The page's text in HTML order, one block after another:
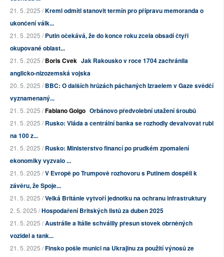
21. 5. 2025 /Kreml odmítl stanovit termín pro přípravu memoranda o
ukončení válk...
21. 5. 2025 /Putin očekává, že do konce roku zcela obsadí čtyři
okupované oblast...
21. 5. 2025 /Boris Cvek Jak Rakousko v roce 1704 zachránila
anglicko-nizozemská vojska
20. 5. 2025 /BBC: O dalších hrůzách páchaných Izraelem v Gaze svědčí
vyznamenaný...
21. 5. 2025 /Fabiano Golgo Orbánovo předvolební utažení šroubů
21. 5. 2025 /Rusko: Vláda a centrální banka se rozhodly devalvovat rubl
na 100 z...
21. 5. 2025 /Rusko: Ministerstvo financí po prudkém zpomalení
ekonomiky vyzvalo ...
21. 5. 2025 /V Evropě po Trumpově rozhovoru s Putinem dospěli k
závěru, že Spoje...
21. 5. 2025 /Velká Británie vytvoří jednotku na ochranu infrastruktury
2. 5. 2025 /Hospodaření Britských listů za duben 2025
21. 5. 2025 /Austrálie a Itálie schválily přesun stovek obrněných
vozidel a tank...
21. 5. 2025 /Finsko pošle munici na Ukrajinu za použití výnosů ze